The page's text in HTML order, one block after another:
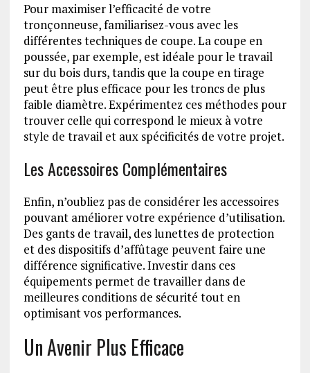
Pour maximiser l’efficacité de votre
tronçonneuse, familiarisez-vous avec les
différentes techniques de coupe. La coupe en
poussée, par exemple, est idéale pour le travail
sur du bois durs, tandis que la coupe en tirage
peut être plus efficace pour les troncs de plus
faible diamètre. Expérimentez ces méthodes pour
trouver celle qui correspond le mieux à votre
style de travail et aux spécificités de votre projet.
Les Accessoires Complémentaires
Enfin, n’oubliez pas de considérer les accessoires
pouvant améliorer votre expérience d’utilisation.
Des gants de travail, des lunettes de protection
et des dispositifs d’affûtage peuvent faire une
différence significative. Investir dans ces
équipements permet de travailler dans de
meilleures conditions de sécurité tout en
optimisant vos performances.
Un Avenir Plus Efficace